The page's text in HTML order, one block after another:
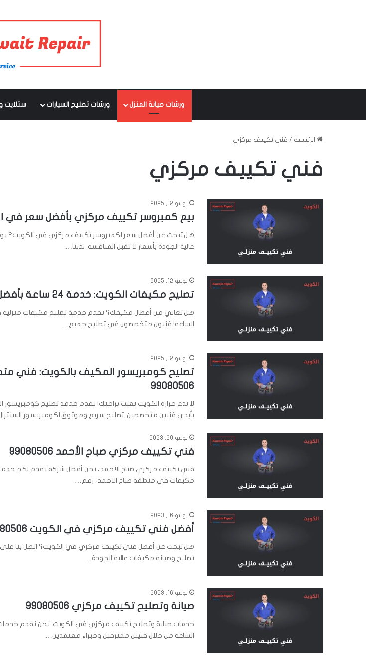
ورشات صيانة المنزل ورشات تصليح السيارات ستلايت
الرئيسية / فني تكييف مركزي
فني تكييف مركزي
يوليو 12, 2025
بيع كمبروسر تكييف مركزي بأفضل سعر في
هل تبحث عن أفضل سعر لكمبروسر تكييف مركزي في الكويت؟
عالية الجودة بأسعار لا تقبل المنافسة. لدينا…
يوليو 12, 2025
تصليح مكيفات الكويت: خدمة 24 ساعة بأفضل الأسعار!
هل تعاني من أعطال مكيفك؟ نقدم خدمة تصليح مكيفات منزلية
الساعة! فنيون متخصصون في تصليح جميع…
يوليو 12, 2025
تصليح كومبريسور المكيف بالكويت: فني
99080506
لا تدع حرارة الكويت تعبث براحتك! نقدم خدمة تصليح كومبريسور
بأيدي فنيين متخصصين. تصليح سريع وموثوق لكومبريسور
يوليو 20, 2023
فني تكييف مركزي صباح الأحمد 99080506
فني تكييف مركزي صباح الاحمد، نحن أفضل شركة تقدم لكم
مكيفات في منطقة صباح الاحمد، رقم…
يوليو 16, 2023
أفضل فني تكييف مركزي في الكويت 99080506
هل تبحث عن أفضل فني تكييف مركزي في الكويت؟ اتصل بنا
تصليح وصيانة مكيفات عالية الجودة…
يوليو 16, 2023
صيانة وتصليح تكييف مركزي 99080506
خدمات صيانة وتصليح تكييف مركزي في الكويت. نحن نقدم
الساعة من خلال فنيين محترفين وخبراء معتمدين…